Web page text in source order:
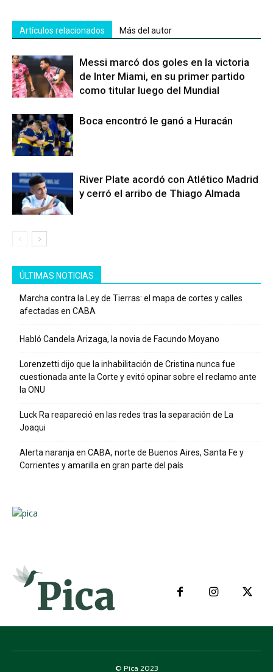
Artículos relacionados Más del autor
Messi marcó dos goles en la victoria
de Inter Miami, en su primer partido
como titular luego del Mundial
Boca encontró le ganó a Huracán
River Plate acordó con Atlético Madrid
y cerró el arribo de Thiago Almada
ÚLTIMAS NOTICIAS
Marcha contra la Ley de Tierras: el mapa de cortes y calles
afectadas en CABA
Habló Candela Arizaga, la novia de Facundo Moyano
Lorenzetti dijo que la inhabilitación de Cristina nunca fue
cuestionada ante la Corte y evitó opinar sobre el reclamo ante
la ONU
Luck Ra reapareció en las redes tras la separación de La
Joaqui
Alerta naranja en CABA, norte de Buenos Aires, Santa Fe y
Corrientes y amarilla en gran parte del país
© Pica 2023